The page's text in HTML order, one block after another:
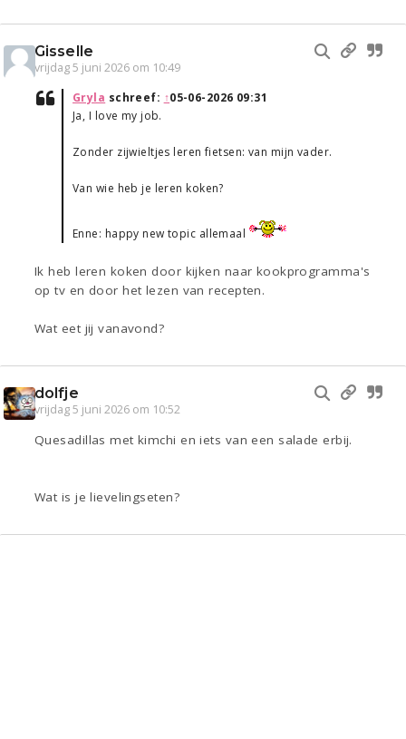
Gisselle
vrijdag 5 juni 2026 om 10:49
Gryla schreef: ↑05-06-2026 09:31
Ja, I love my job.
Zonder zijwieltjes leren fietsen: van mijn vader.
Van wie heb je leren koken?
Enne: happy new topic allemaal
Ik heb leren koken door kijken naar kookprogramma's
op tv en door het lezen van recepten.
Wat eet jij vanavond?
dolfje
vrijdag 5 juni 2026 om 10:52
Quesadillas met kimchi en iets van een salade erbij.
Wat is je lievelingseten?